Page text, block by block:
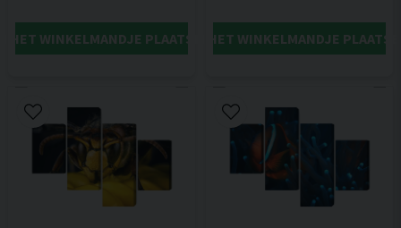
HET WINKELMANDJE PLAATSENIN HET WINKELMANDJE